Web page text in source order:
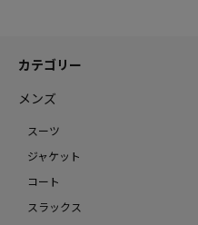
カテゴリー
メンズ
スーツ
ジャケット
コート
スラックス